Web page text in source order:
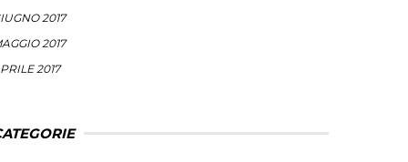
2017
2017
2017